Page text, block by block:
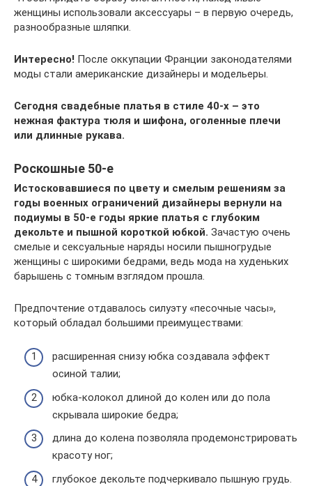
женщины использовали аксессуары – в первую очередь,
разнообразные шляпки.
Интересно! После оккупации Франции законодателями
моды стали американские дизайнеры и модельеры.
Сегодня свадебные платья в стиле 40-х – это
нежная фактура тюля и шифона, оголенные плечи
или длинные рукава.
Роскошные 50-е
Истосковавшиеся по цвету и смелым решениям за
годы военных ограничений дизайнеры вернули на
подиумы в 50-е годы яркие платья с глубоким
декольте и пышной короткой юбкой. Зачастую очень
смелые и сексуальные наряды носили пышногрудые
женщины с широкими бедрами, ведь мода на худеньких
барышень с томным взглядом прошла.
Предпочтение отдавалось силуэту «песочные часы»,
который обладал большими преимуществами:
расширенная снизу юбка создавала эффект
осиной талии;
юбка-колокол длиной до колен или до пола
скрывала широкие бедра;
длина до колена позволяла продемонстрировать
красоту ног;
глубокое декольте подчеркивало пышную грудь.